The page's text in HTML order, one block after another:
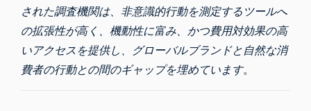
された調査機関は、非意識的行動を測定するツールへ
の拡張性が高く、機動性に富み、かつ費用対効果の高
いアクセスを提供し、グローバルブランドと自然な消
費者の行動との間のギャップを埋めています。